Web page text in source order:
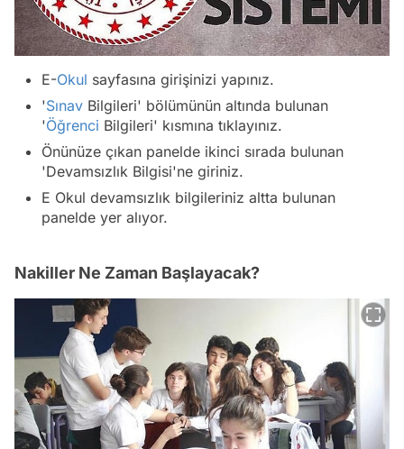
E-Okul sayfasına girişinizi yapınız.
'Sınav Bilgileri' bölümünün altında bulunan
'Öğrenci Bilgileri' kısmına tıklayınız.
Önünüze çıkan panelde ikinci sırada bulunan
'Devamsızlık Bilgisi'ne giriniz.
E Okul devamsızlık bilgileriniz altta bulunan
panelde yer alıyor.
Nakiller Ne Zaman Başlayacak?